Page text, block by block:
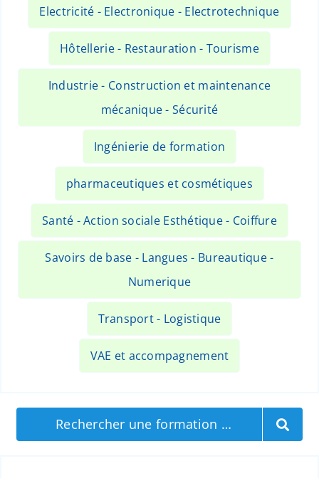
Electricité - Electronique - Electrotechnique
Hôtellerie - Restauration - Tourisme
Industrie - Construction et maintenance
mécanique - Sécurité
Ingénierie de formation
pharmaceutiques et cosmétiques
Santé - Action sociale Esthétique - Coiffure
Savoirs de base - Langues - Bureautique -
Numerique
Transport - Logistique
VAE et accompagnement
Rechercher une formation …